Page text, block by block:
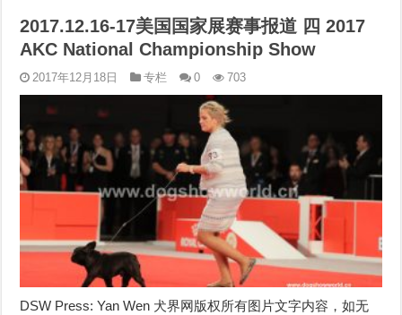
2017.12.16-17美国国家展赛事报道 四 2017
AKC National Championship Show
2017年12月18日 专栏 0 703
DSW Press: Yan Wen 犬界网版权所有图片文字内容，如无